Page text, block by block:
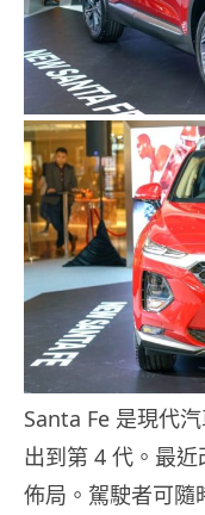
Santa Fe 是現代
出到第 4 代。最
佈局。駕駛者可隨